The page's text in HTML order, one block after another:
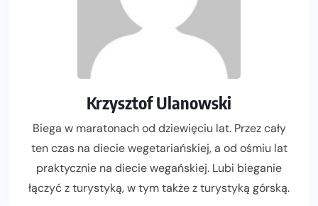
Krzysztof Ulanowski
Biega w maratonach od dziewięciu lat. Przez cały
ten czas na diecie wegetariańskiej, a od ośmiu lat
praktycznie na diecie wegańskiej. Lubi bieganie
łączyć z turystyką, w tym także z turystyką górską.